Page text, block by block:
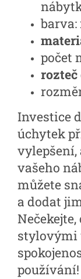
počet
rozteč
Investice
úchytek
vašeho
můžete
a dodat
stylovými
používání!